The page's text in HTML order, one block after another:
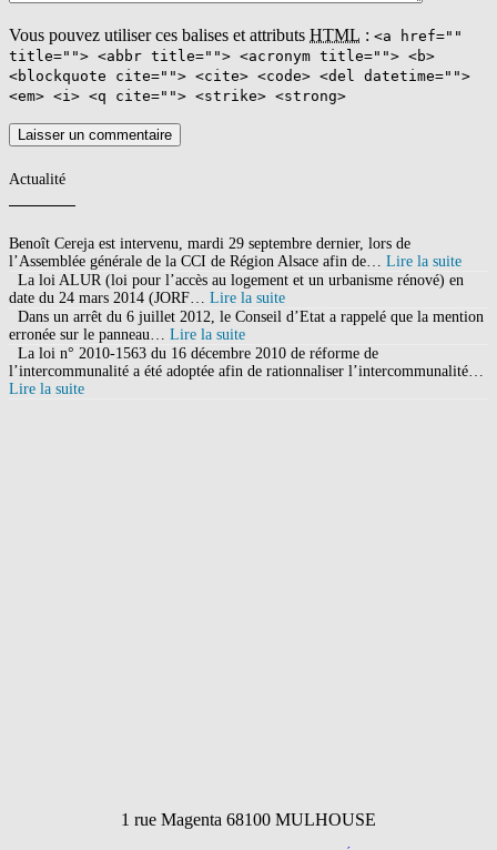
Vous pouvez utiliser ces balises et attributs HTML : <a href=""
title=""> <abbr title=""> <acronym title=""> <b>
<blockquote cite=""> <cite> <code> <del datetime="">
<em> <i> <q cite=""> <strike> <strong>
Actualité
Benoît Cereja est intervenu, mardi 29 septembre dernier, lors de
l’Assemblée générale de la CCI de Région Alsace afin de… Lire la suite
La loi ALUR (loi pour l’accès au logement et un urbanisme rénové) en
date du 24 mars 2014 (JORF… Lire la suite
Dans un arrêt du 6 juillet 2012, le Conseil d’Etat a rappelé que la mention
erronée sur le panneau… Lire la suite
La loi n° 2010-1563 du 16 décembre 2010 de réforme de
l’intercommunalité a été adoptée afin de rationnaliser l’intercommunalité…
Lire la suite
1 rue Magenta 68100 MULHOUSE